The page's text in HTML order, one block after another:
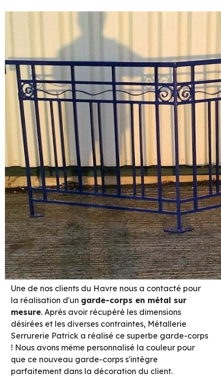
Une de nos clients du Havre nous a contacté pour
la réalisation d'un garde-corps en métal sur
mesure. Après avoir récupéré les dimensions
désirées et les diverses contraintes, Métallerie
Serrurerie Patrick a réalisé ce superbe garde-corps
! Nous avons même personnalisé la couleur pour
que ce nouveau garde-corps s'intègre
parfaitement dans la décoration du client.